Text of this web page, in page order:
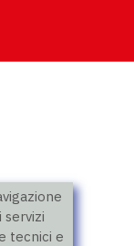
tecnici e